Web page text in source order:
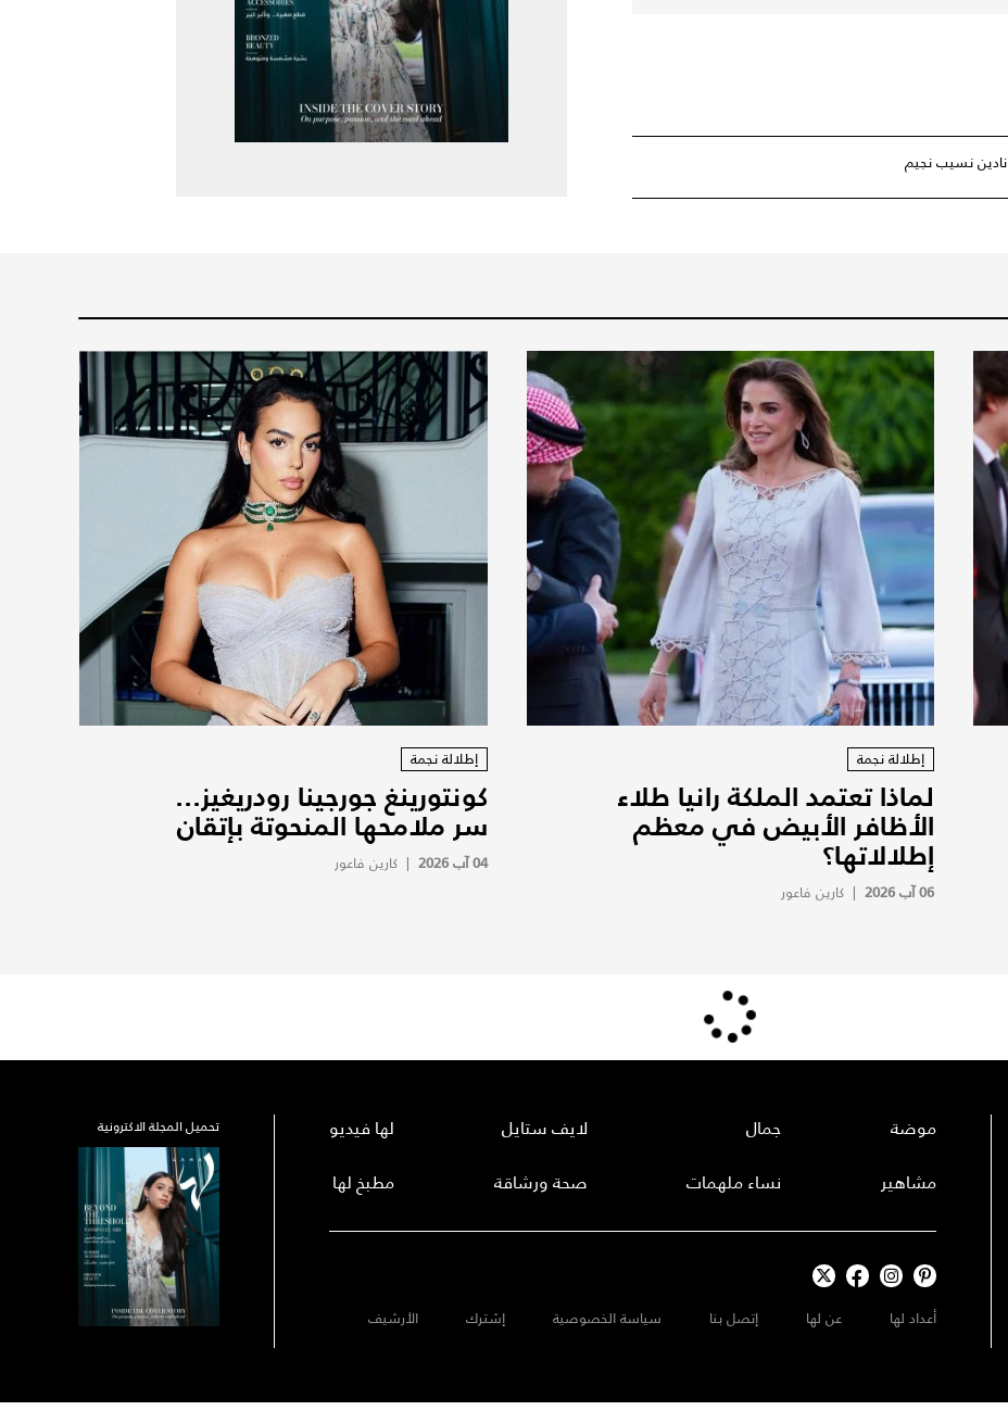
نادين نسيب نجيم
إطلالة نجمة
لماذا تعتمد الملكة رانيا طلاء
الأظافر الأبيض في معظم
إطلالاتها؟
06 آب 2026 | كارين فاعور
إطلالة نجمة
كونتورينغ جورجينا رودريغيز...
سر ملامحها المنحوتة بإتقان
04 آب 2026 |كارين فاعور
موضة
مشاهير
جمال
نساء ملهمات
لايف ستايل
صحة ورشاقة
لها فيديو
مطبخ لها
أعداد لها عن لها إتصل بنا سياسة الخصوصية إشترك الأرشيف
تحميل المجلة الاكترونية